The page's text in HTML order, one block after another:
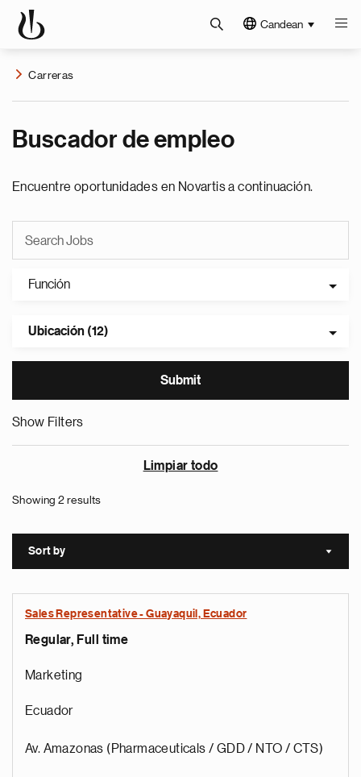
Candean
Carreras
Buscador de empleo
Encuentre oportunidades en Novartis a continuación.
Función
Ubicación (12)
Show Filters
Limpiar todo
Showing 2 results
Sort by Sort
Sales Representative - Guayaquil, Ecuador
Regular, Full time
Marketing
Ecuador
Av. Amazonas (Pharmaceuticals / GDD / NTO / CTS)